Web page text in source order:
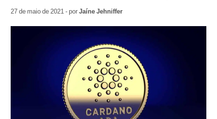
27 de maio de 2021 - porJaíne Jehniffer